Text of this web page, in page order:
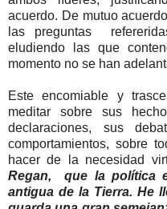
acuerdo. De mutuo
las preguntas
eludiendo las que
momento no se han
Este encomiable y
meditar sobre sus
declaraciones, sus
comportamientos, sobre
hacer de la necesidad
Regan, que la política
antigua de la Tierra. He